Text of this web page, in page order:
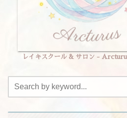
レイキスクール & サロン -